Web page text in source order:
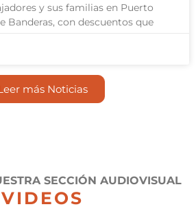
y sus familias en Puerto
Banderas, con descuentos que
más Noticias
SECCIÓN AUDIOVISUAL
VIDEOS